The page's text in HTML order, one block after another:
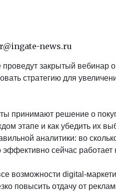
news.ru
закрытый вебинар о
стратегию для
принимают решение о
этапе и как убедить их
аналитики: во
эффективно сейчас
возможности digital-
повысить отдачу от